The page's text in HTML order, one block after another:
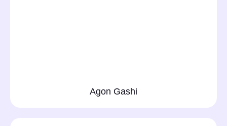
Agon Gashi